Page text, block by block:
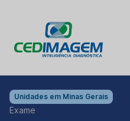
Unidades em Minas Gerais
Exame